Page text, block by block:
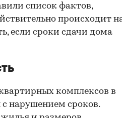
список фактов,
происходит
если сроки сдачи дома
комплексов в
нарушением сроков.